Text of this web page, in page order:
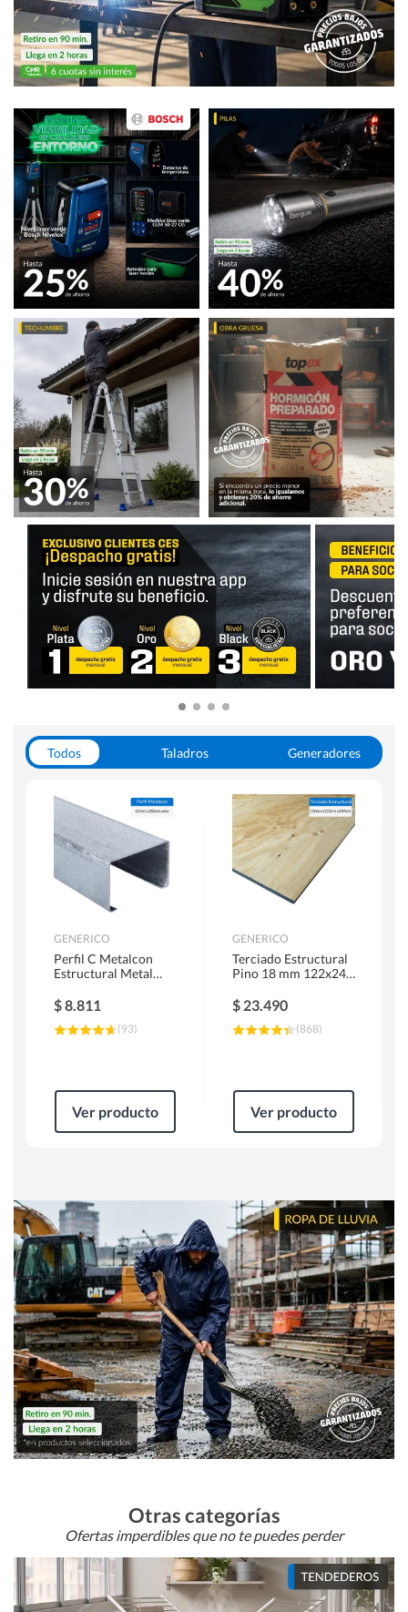
Todos Taladros
Generadores
Herramientas Manuales
Sierras Circulares
GENERICO
Perfil C Metalcon
Estructural Metal
$8.811
(93)
Ver producto
GENERICO
Terciado Estructural
Pino 18 mm 122x244
$ 23.490
(868)
Ver producto
Otras categorías
Ofertas imperdibles que no te puedes perder